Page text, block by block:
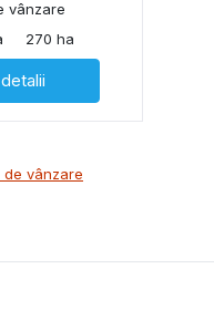
vânzare
270 ha
de vânzare